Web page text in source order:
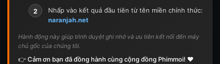
2
Nhấp vào kết quả đầu tiên từ tên miền chính thức:
naranjah.net
Hành động này giúp trình duyệt ghi nhớ và ưu tiên kết nối đến máy
chủ gốc của chúng tôi.
👉 Cảm ơn bạn đã đồng hành cùng cộng đồng Phimmoi! ❤️